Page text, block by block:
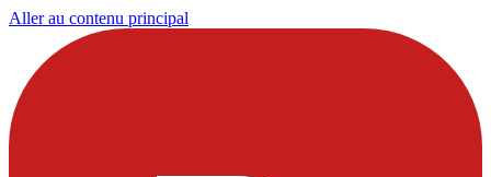
Aller au contenu principal